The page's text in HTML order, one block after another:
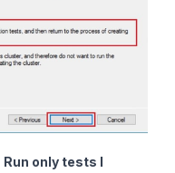
Run only tests I